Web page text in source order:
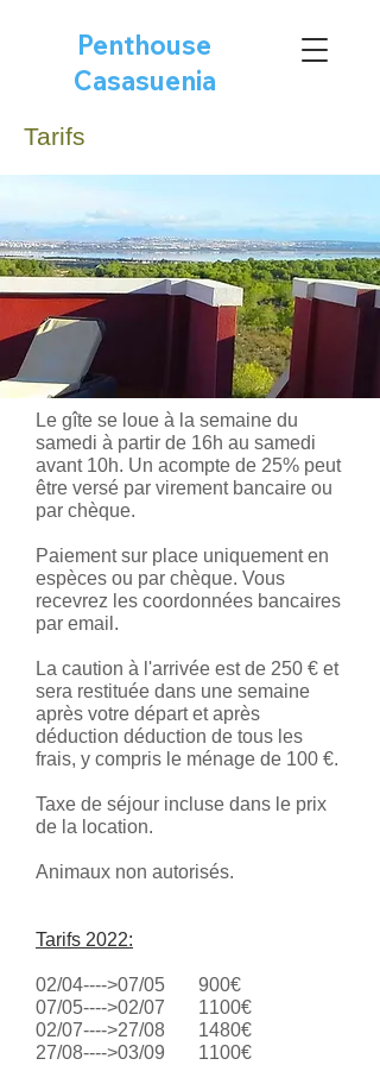
Penthouse
Casasuenia
Tarifs
Le gîte se loue à la semaine du
samedi à partir de 16h au samedi
avant 10h. Un acompte de 25% peut
être versé par virement bancaire ou
par chèque.
Paiement sur place uniquement en
espèces ou par chèque. Vous
recevrez les coordonnées bancaires
par email.
La caution à l'arrivée est de 250 € et
sera restituée dans une semaine
après votre départ et après
déduction déduction de tous les
frais, y compris le ménage de 100 €.
Taxe de séjour incluse dans le prix
de la location.
Animaux non autorisés.
Tarifs 2022:
02/04---->07/05 900€
07/05---->02/07 1100€
02/07---->27/08 1480€
27/08---->03/09 1100€